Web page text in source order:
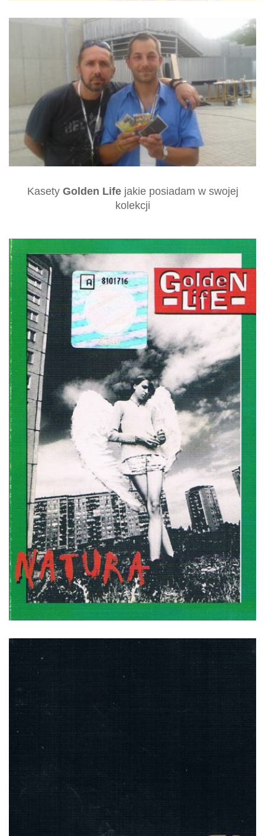
Kasety Golden Lifejakie posiadam w swojej
kolekcji